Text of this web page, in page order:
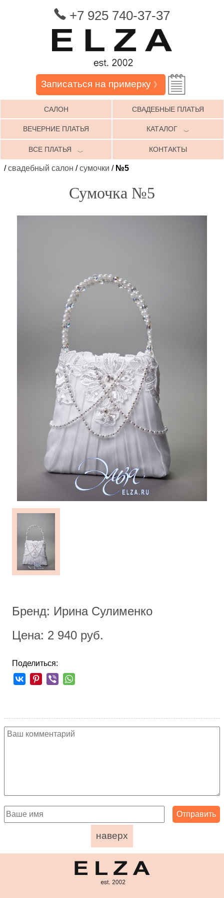
+7 925 740-37-37
Записаться на примерку 》
САЛОН СВАДЕБНЫЕ ПЛАТЬЯ
ВЕЧЕРНИЕ ПЛАТЬЯ КАТАЛОГ ﹀
ВСЕ ПЛАТЬЯ ﹀ КОНТАКТЫ
/свадебный салон /сумочки / №5
Сумочка №5
Бренд: Ирина Сулименко
Цена: 2 940 руб.
Поделиться:
наверх